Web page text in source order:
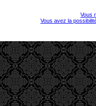
Vous
Vous avez la